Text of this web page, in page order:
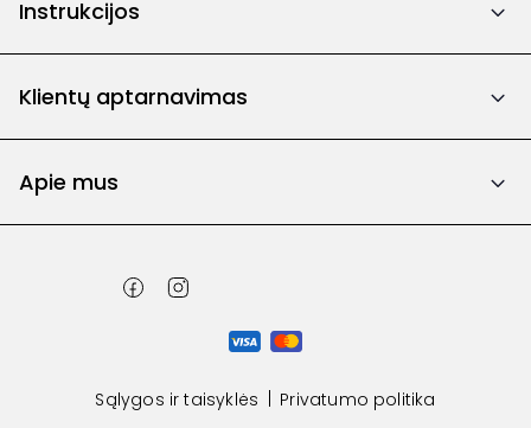
Instrukcijos
Klientų aptarnavimas
Apie mus
Sąlygos ir taisyklės Privatumo politika